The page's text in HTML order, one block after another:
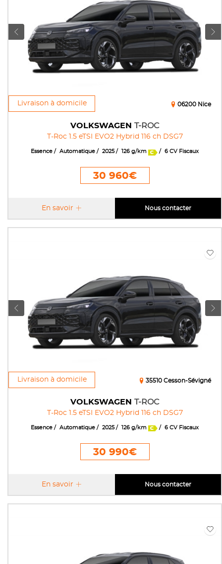
Livraison à domicile
VOLKSWAGEN T-ROC
T-Roc 1.5 eTSI EVO2 Hybrid 116 ch DSG7
06200 Nice
Essence Automatique 2025 126 g/km 6 CV Fiscaux
30 960€
En savoir Nous contacter
Livraison à domicile
VOLKSWAGEN T-ROC
T-Roc 1.5 eTSI EVO2 Hybrid 116 ch DSG7
35510 Cesson-Sévigné
Essence Automatique 2025 126 g/km 6 CV Fiscaux
30 990€
En savoir Nous contacter